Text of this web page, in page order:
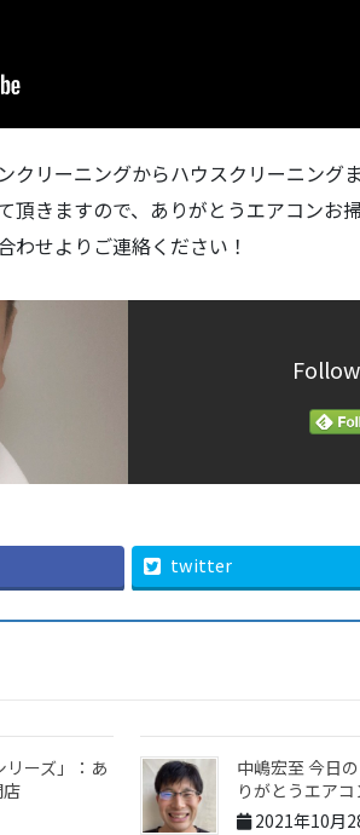
クリーニングからハウスクリーニング
頂きますので、ありがとうエアコンお
わせよりご連絡ください！
twitter
ーズ」：あ
中嶋宏至 今日
りがとうエア
2021年10月